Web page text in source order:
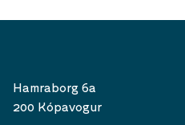
Hamraborg 6a
200 Kópavogur